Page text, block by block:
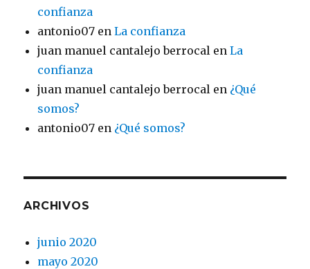
confianza
antonio07 enLa confianza
juan manuel cantalejo berrocal enLa
confianza
juan manuel cantalejo berrocal en ¿Qué
somos?
antonio07 en ¿Qué somos?
ARCHIVOS
junio 2020
mayo 2020